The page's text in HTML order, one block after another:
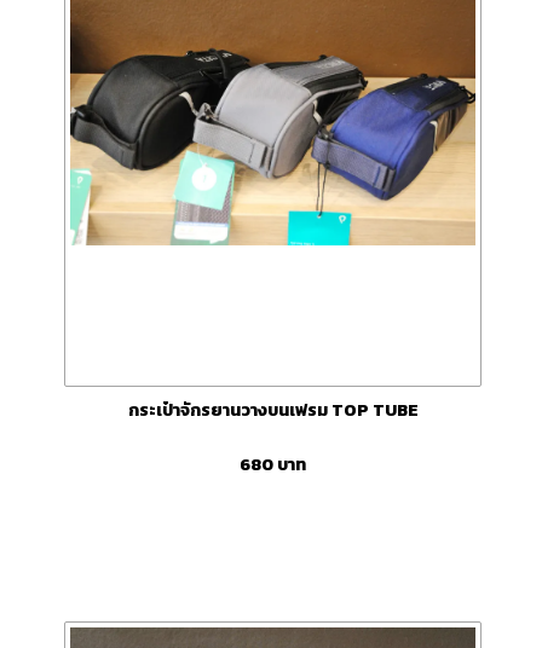
กระเป๋าจักรยานวางบนเฟรม TOP TUBE
680บาท